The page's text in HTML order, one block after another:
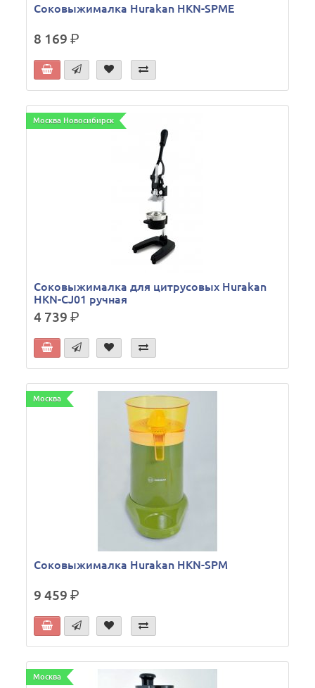
Соковыжималка Hurakan HKN-SPME
8 169р.
Москва Новосибирск
Соковыжималка для цитрусовых Hurakan
HKN-CJ01 ручная
4 739р.
Москва
Соковыжималка Hurakan HKN-SPM
9 459р.
Москва